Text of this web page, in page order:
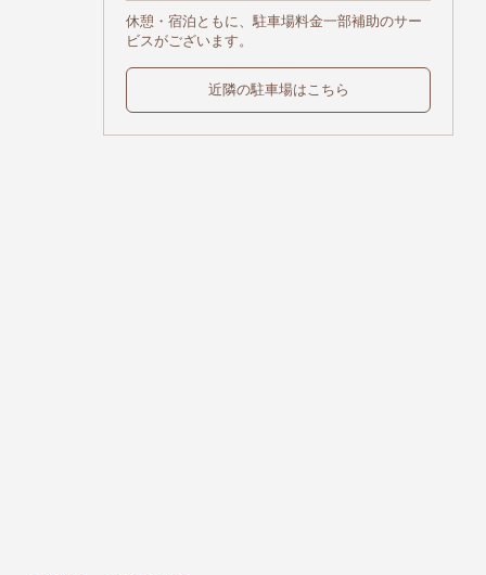
休憩・宿泊ともに、駐車場料金一部補助のサー
ビスがございます。
近隣の駐車場はこちら